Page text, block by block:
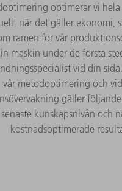
optimerar vi
när det gäller ekonomi,
ramen för vår
maskin under de första
vid din
vår metodoptimering och
gäller
kunskapsnivån och
kostnadsoptimerade